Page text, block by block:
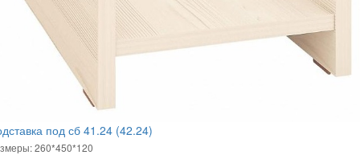
под сб 41.24 (42.24)
260*450*120